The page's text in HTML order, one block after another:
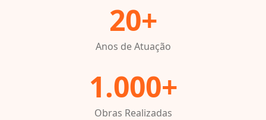
20+
Anos de Atuação
1.000+
Obras Realizadas